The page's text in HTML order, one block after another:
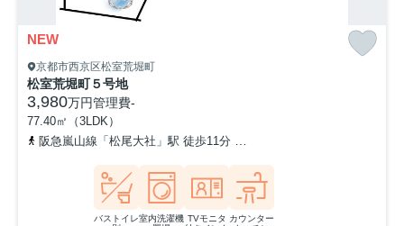
NEW
京都市西京区松室荒堀町
松室荒堀町５号地
3,980万円管理費-
77.40㎡（3LDK）
阪急嵐山線「松尾大社」駅 徒歩11分
バストイレ室内洗濯機 TVモニタ カウンター